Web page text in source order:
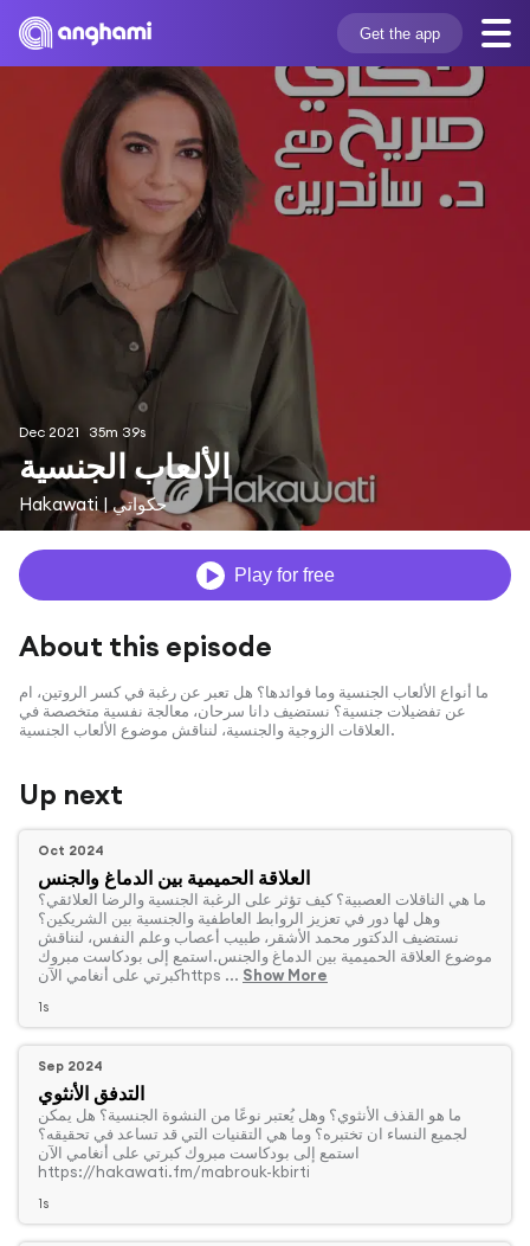
Get the app
Dec 2021 35m 39s
الألعاب الجنسية
Hakawati | حكواتي
Play for free
About this episode
ما أنواع الألعاب الجنسية وما فوائدها؟ هل تعبر عن رغبة في كسر الروتين، ام
عن تفضيلات جنسية؟ نستضيف دانا سرحان، معالجة نفسية متخصصة في
العلاقات الزوجية والجنسية، لنناقش موضوع الألعاب الجنسية.
Up next
Oct 2024
العلاقة الحميمية بين الدماغ والجنس
‏ما هي الناقلات العصبية؟ كيف تؤثر على الرغبة الجنسية والرضا العلائقي؟
وهل لها دور في تعزيز الروابط العاطفية والجنسية بين الشريكين؟
نستضيف الدكتور محمد الأشقر، طبيب أعصاب وعلم النفس، لنناقش
موضوع العلاقة الحميمية بين الدماغ والجنس.استمع إلى بودكاست مبروك
كبرتي على أنغامي الآنhttps ... Show More
1s
Sep 2024
التدفق الأنثوي
‏ما هو القذف الأنثوي؟ وهل يُعتبر نوعًا من النشوة الجنسية؟ هل يمكن
لجميع النساء ان تختبره؟ وما هي التقنيات التي قد تساعد في تحقيقه؟
استمع إلى بودكاست مبروك كبرتي على أنغامي الآن
https://hakawati.fm/mabrouk-kbirti
1s